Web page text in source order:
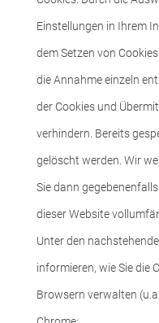
Einstellungen in Ihrem
dem Setzen von
die Annahme einzeln
der Cookies und
verhindern. Bereits
gelöscht werden. Wir
Sie dann
dieser Website
Unter den
informieren, wie Sie die
Browsern verwalten